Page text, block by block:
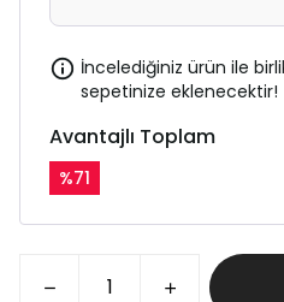
İncelediğiniz ürün ile
sepetinize eklenecektir!
Avantajlı Toplam
%71